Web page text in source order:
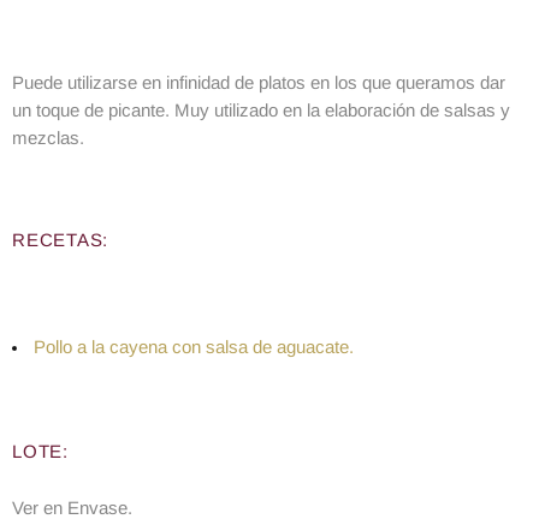
Puede utilizarse en infinidad de platos en los que queramos dar
un toque de picante. Muy utilizado en la elaboración de salsas y
mezclas.
RECETAS:
Pollo a la cayena con salsa de aguacate.
LOTE:
Ver en Envase.